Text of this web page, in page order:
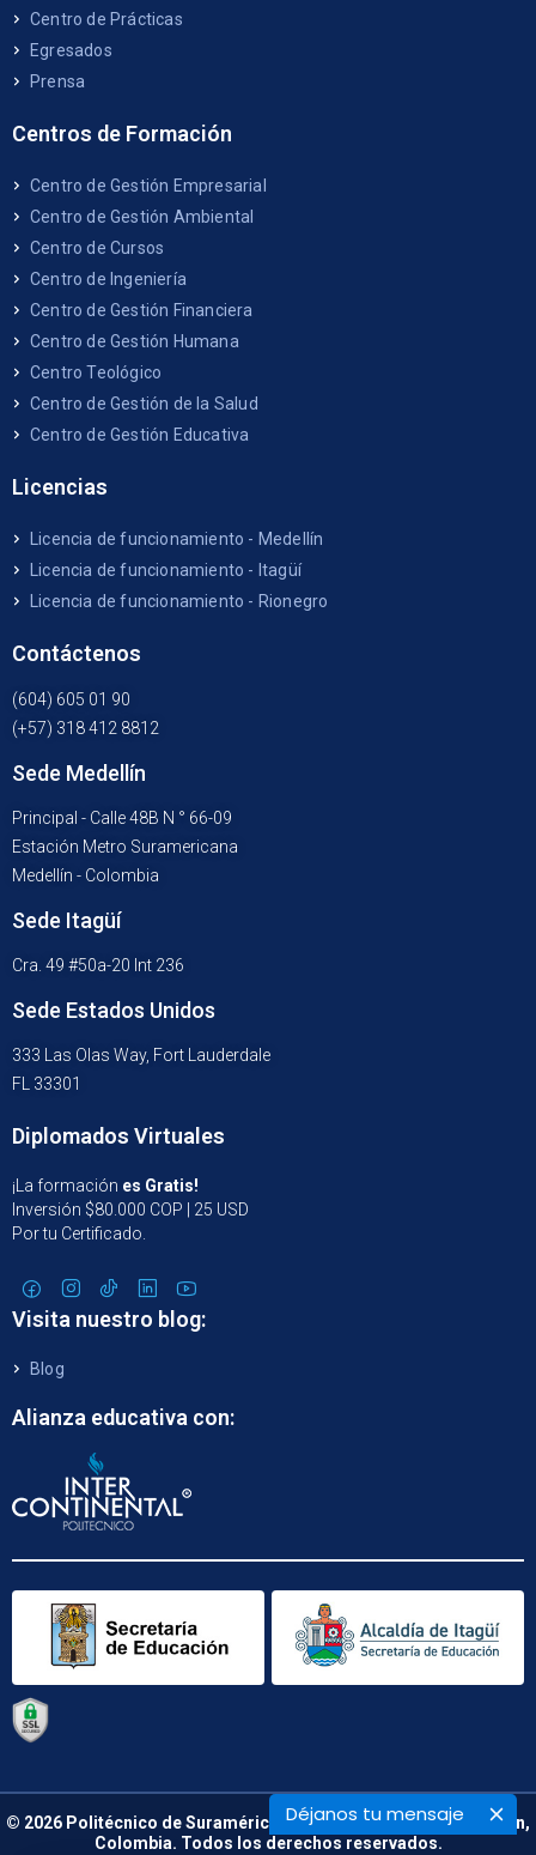
Déjanos tu mensaje
Centro de Prácticas
Egresados
Prensa
Centros de Formación
Centro de Gestión Empresarial
Centro de Gestión Ambiental
Centro de Cursos
Centro de Ingeniería
Centro de Gestión Financiera
Centro de Gestión Humana
Centro Teológico
Centro de Gestión de la Salud
Centro de Gestión Educativa
Licencias
Licencia de funcionamiento - Medellín
Licencia de funcionamiento - Itagüí
Licencia de funcionamiento - Rionegro
Contáctenos
(604) 605 01 90
(+57) 318 412 8812
Sede Medellín
Principal - Calle 48B N ° 66-09
Estación Metro Suramericana
Medellín - Colombia
Sede Itagüí
Cra. 49 #50a-20 Int 236
Sede Estados Unidos
333 Las Olas Way, Fort Lauderdale
FL 33301
Diplomados Virtuales
¡La formación es Gratis!
Inversión $80.000 COP | 25 USD
Por tu Certificado.
Visita nuestro blog:
Blog
Alianza educativa con:
© 2026 Politécnico de Suramérica. Calle 48 B N° 66 – 09. Medellín,
Colombia. Todos los derechos reservados.